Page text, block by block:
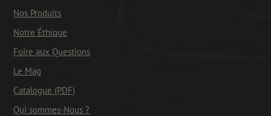
Nos Produits
Notre Éthique
Foire aux Questions
Le Mag
Catalogue (PDF)
Qui sommes-Nous ?